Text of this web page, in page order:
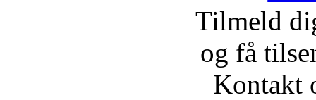
Tilmeld
og få
Kontakt